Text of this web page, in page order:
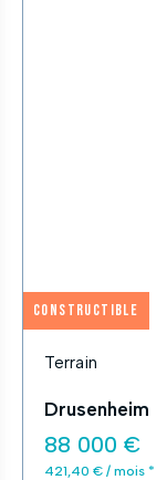
Constructible
Terrain
Drusenheim
88 000 €
421,40 € / mois *